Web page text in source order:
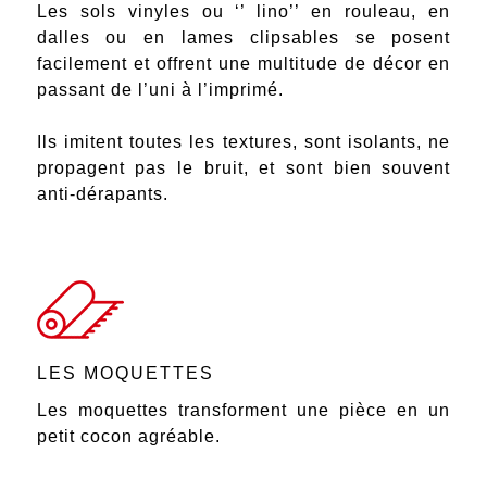
Les sols vinyles ou ‘’ lino’’ en rouleau, en
dalles ou en lames clipsables se posent
facilement et offrent une multitude de décor en
passant de l’uni à l’imprimé.
Ils imitent toutes les textures, sont isolants, ne
propagent pas le bruit, et sont bien souvent
anti-dérapants.
LES MOQUETTES
Les moquettes transforment une pièce en un
petit cocon agréable.